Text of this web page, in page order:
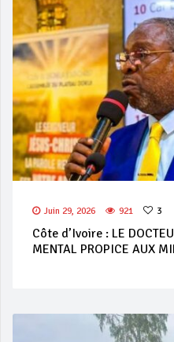
Juin 29, 2026 921 3
Côte d’Ivoire : LE
MENTAL PROPICE AUX